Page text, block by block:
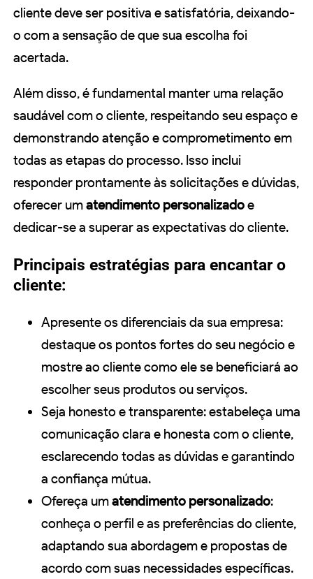
cliente deve ser positiva e satisfatória, deixando-
o com a sensação de que sua escolha foi
acertada.
Além disso, é fundamental manter uma relação
saudável com o cliente, respeitando seu espaço e
demonstrando atenção e comprometimento em
todas as etapas do processo. Isso inclui
responder prontamente às solicitações e dúvidas,
oferecer umatendimento personalizadoe
dedicar-se a superar as expectativas do cliente.
Principais estratégias para encantar o
cliente:
Apresente os diferenciais da sua empresa:
destaque os pontos fortes do seu negócio e
mostre ao cliente como ele se beneficiará ao
escolher seus produtos ou serviços.
Seja honesto e transparente: estabeleça uma
comunicação clara e honesta com o cliente,
esclarecendo todas as dúvidas e garantindo
a confiança mútua.
Ofereça umatendimento personalizado:
conheça o perfil e as preferências do cliente,
adaptando sua abordagem e propostas de
acordo com suas necessidades específicas.